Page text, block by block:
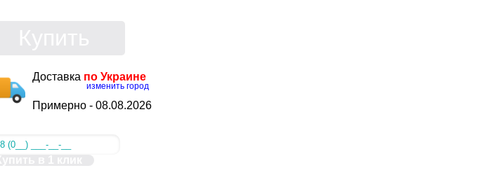
Доставка по Украине
изменить город
Примерно - 08.08.2026